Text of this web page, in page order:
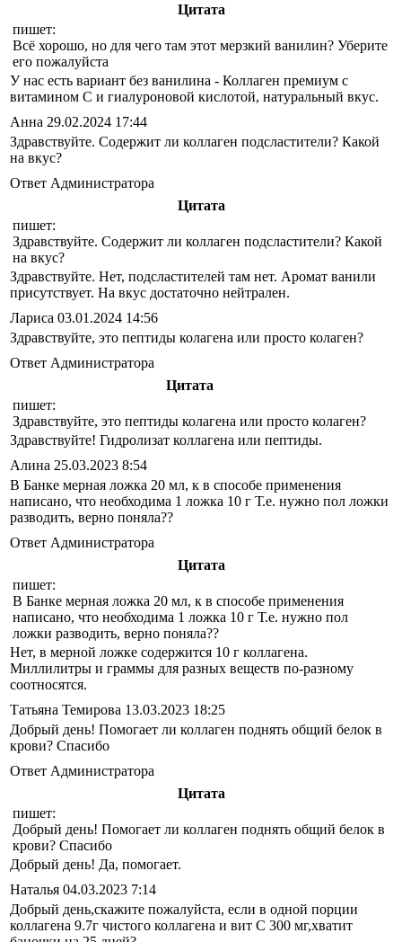
Цитата
пишет:
Всё хорошо, но для чего там этот мерзкий ванилин? Уберите
его пожалуйста
У нас есть вариант без ванилина - Коллаген премиум с
витамином С и гиалуроновой кислотой, натуральный вкус.
Анна 29.02.2024 17:44
Здравствуйте. Содержит ли коллаген подсластители? Какой
на вкус?
Ответ Администратора
Цитата
пишет:
Здравствуйте. Содержит ли коллаген подсластители? Какой
на вкус?
Здравствуйте. Нет, подсластителей там нет. Аромат ванили
присутствует. На вкус достаточно нейтрален.
Лариса 03.01.2024 14:56
Здравствуйте, это пептиды колагена или просто колаген?
Ответ Администратора
Цитата
пишет:
Здравствуйте, это пептиды колагена или просто колаген?
Здравствуйте! Гидролизат коллагена или пептиды.
Алина 25.03.2023 8:54
В Банке мерная ложка 20 мл, к в способе применения
написано, что необходима 1 ложка 10 г Т.е. нужно пол ложки
разводить, верно поняла??
Ответ Администратора
Цитата
пишет:
В Банке мерная ложка 20 мл, к в способе применения
написано, что необходима 1 ложка 10 г Т.е. нужно пол
ложки разводить, верно поняла??
Нет, в мерной ложке содержится 10 г коллагена.
Миллилитры и граммы для разных веществ по-разному
соотносятся.
Татьяна Темирова 13.03.2023 18:25
Добрый день! Помогает ли коллаген поднять общий белок в
крови? Спасибо
Ответ Администратора
Цитата
пишет:
Добрый день! Помогает ли коллаген поднять общий белок в
крови? Спасибо
Добрый день! Да, помогает.
Наталья 04.03.2023 7:14
Добрый день,скажите пожалуйста, если в одной порции
коллагена 9.7г чистого коллагена и вит С 300 мг,хватит